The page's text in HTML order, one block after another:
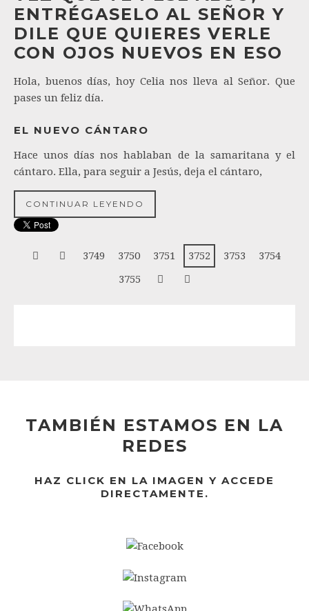
ENTRÉGASELO AL SEÑOR Y
DILE QUE QUIERES VERLE
CON OJOS NUEVOS EN ESO
Hola, buenos días, hoy Celia nos lleva al Señor. Que
pases un feliz día.
EL NUEVO CÁNTARO
Hace unos días nos hablaban de la samaritana y el
cántaro. Ella, para seguir a Jesús, deja el cántaro,
CONTINUAR LEYENDO
3749 3750 3751 3752 3753
3754
3755
TAMBIÉN ESTAMOS EN LA
REDES
HAZ CLICK EN LA IMAGEN Y ACCEDE
DIRECTAMENTE.